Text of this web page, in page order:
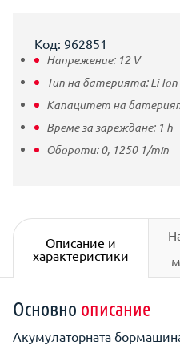
Код: 962851
Напрежение: 12 V
Тип на батерията:Li-Ion
Капацитет на
Време за зареждане: 1 h
Обороти:0, 1250 1/min
Описание и
характеристики
Основно описание
Акумулаторната